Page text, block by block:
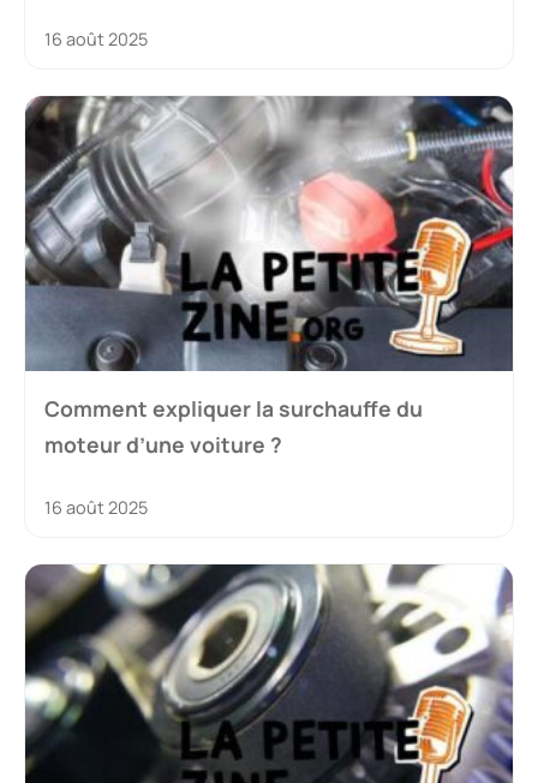
16 août 2025
Comment expliquer la surchauffe du
moteur d’une voiture ?
16 août 2025